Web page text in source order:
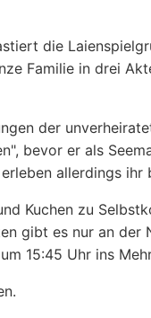
die
Familie in drei
der
bevor er als
allerdings ihr
Kuchen zu
gibt es nur an der
15:45 Uhr ins